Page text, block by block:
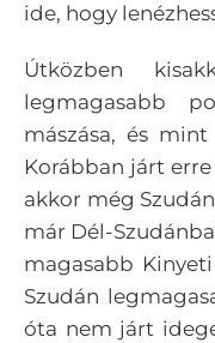
ide, hogy
Útközben
legmagasabb
mászása, és
Korábban járt
akkor még
már Dél-
magasabb
Szudán
óta nem járt